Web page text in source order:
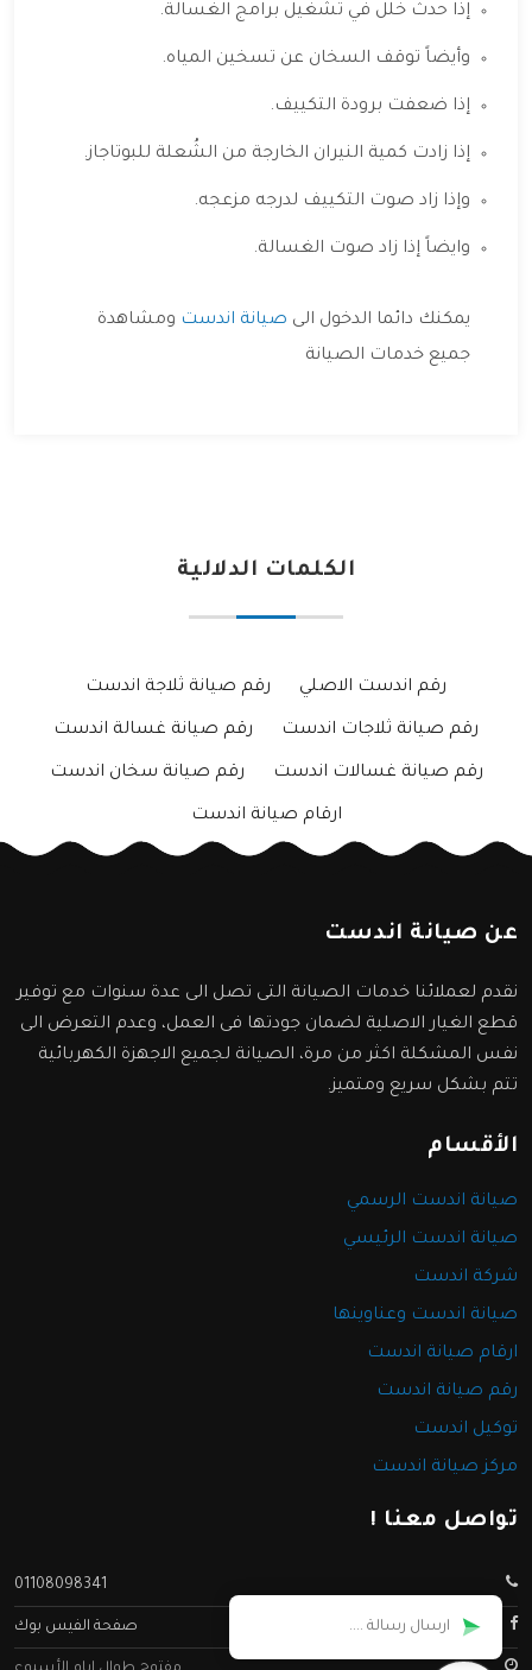
إذا حدث خلل في تشغيل برامج الغسالة.
وأيضاً توقف السخان عن تسخين المياه.
إذا ضعفت برودة التكييف.
إذا زادت كمية النيران الخارجة من الشُعلة للبوتاجاز.
وإذا زاد صوت التكييف لدرجه مزعجه.
وايضاً إذا زاد صوت الغسالة.
يمكنك دائما الدخول الى صيانة اندست ومشاهدة
جميع خدمات الصيانة
الكلمات الدلالية
رقم اندست الاصلي رقم صيانة ثلاجة اندست
رقم صيانة ثلاجات اندست رقم صيانة غسالة اندست
رقم صيانة غسالات اندست رقم صيانة سخان اندست
ارقام صيانة اندست
عن صيانة اندست
نقدم لعملائنا خدمات الصيانة التى تصل الى عدة سنوات مع توفير
قطع الغيار الاصلية لضمان جودتها فى العمل، وعدم التعرض الى
نفس المشكلة اكثر من مرة، الصيانة لجميع الاجهزة الكهربائية
تتم بشكل سريع ومتميز.
الأقسام
صيانة اندست الرسمي
صيانة اندست الرئيسي
شركة اندست
صيانة اندست وعناوينها
ارقام صيانة اندست
رقم صيانة اندست
توكيل اندست
مركز صيانة اندست
تواصل معنا !
01108098341
صفحة الفيس بوك